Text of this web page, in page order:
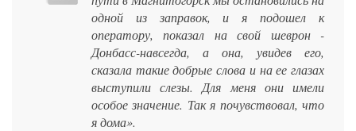
одной из заправок, и я подошел к
оператору, показал на свой шеврон -
Донбасс-навсегда, а она, увидев его,
сказала такие добрые слова и на ее глазах
выступили слезы. Для меня они имели
особое значение. Так я почувствовал, что
я дома».